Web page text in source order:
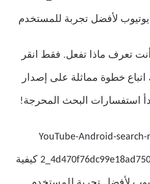
أنت تعرف ماذا تفعل. فقط انقر
اتباع خطوة مماثلة على إصدار